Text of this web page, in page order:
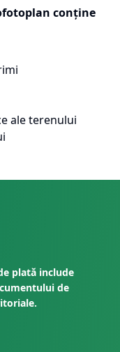
conține
ale terenului
plată include
de